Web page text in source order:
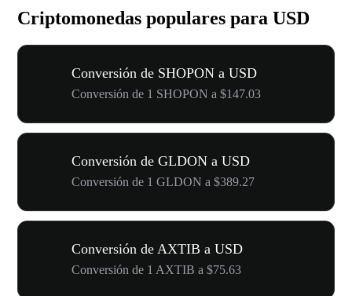
Criptomonedas populares para USD
Conversión de SHOPON a USD
Conversión de 1 SHOPON a $147.03
Conversión de GLDON a USD
Conversión de 1 GLDON a $389.27
Conversión de AXTIB a USD
Conversión de 1 AXTIB a $75.63